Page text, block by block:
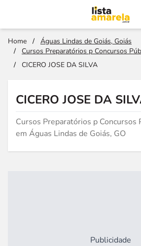
Home /
Águas Lindas de Goiás, Goiás
/
Cursos Preparatórios p Concursos
/
CICERO JOSE DA SILVA
CICERO JOSE DA
Cursos Preparatórios p Concursos
em Águas Lindas de Goiás, GO
Publicidade